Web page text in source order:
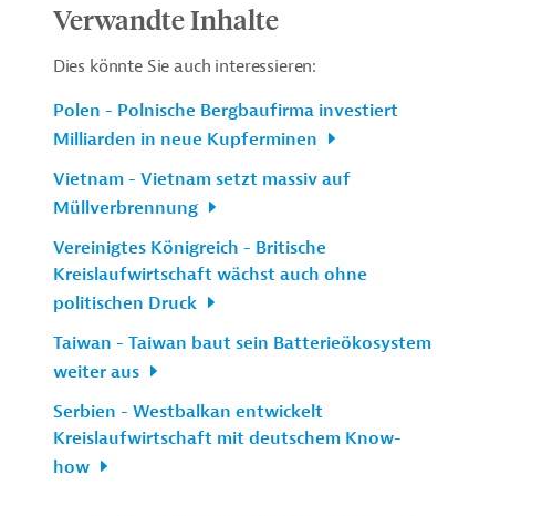
Verwandte Inhalte
Dies könnte Sie auch interessieren:
Polen - Polnische Bergbaufirma investiert
Milliarden in neue Kupferminen
Vietnam - Vietnam setzt massiv auf
Müllverbrennung
Vereinigtes Königreich - Britische
Kreislaufwirtschaft wächst auch ohne
politischen Druck
Taiwan - Taiwan baut sein Batterieökosystem
weiter aus
Serbien - Westbalkan entwickelt
Kreislaufwirtschaft mit deutschem Know-
how